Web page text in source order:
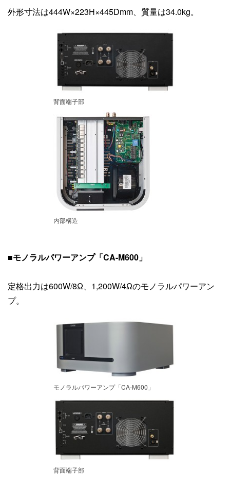
外形寸法は444W×223H×445Dmm、質量は34.0kg。
背面端子部
内部構造
■モノラルパワーアンプ「CA-M600」
定格出力は600W/8Ω、1,200W/4Ωのモノラルパワーアン
プ。
モノラルパワーアンプ「CA-M600」
背面端子部